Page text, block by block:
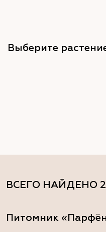
ВСЕГО НАЙДЕНО
Питомник
Выберите